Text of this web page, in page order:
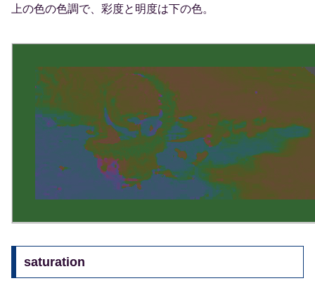
上の色の色調で、彩度と明度は下の色。
saturation